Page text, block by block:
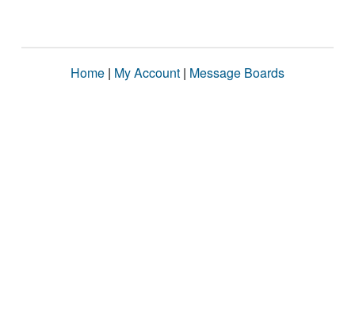
Home | My Account | Message Boards